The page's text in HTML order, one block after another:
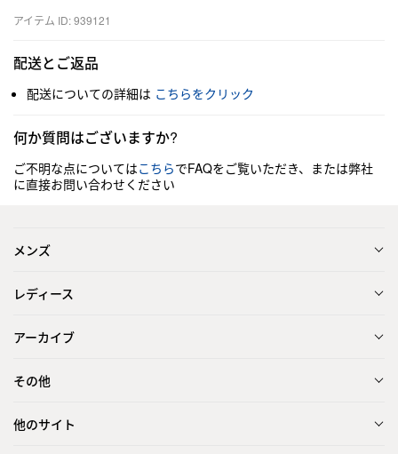
アイテム ID: 939121
配送とご返品
配送についての詳細は こちらをクリック
何か質問はございますか?
ご不明な点についてはこちらでFAQをご覧いただき、または弊社
に直接お問い合わせください
メンズ
レディース
アーカイブ
その他
他のサイト